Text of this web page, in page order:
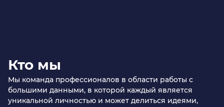
Кто мы
Мы команда профессионалов в области работы с
большими данными, в которой каждый является
уникальной личностью и может делиться идеями,